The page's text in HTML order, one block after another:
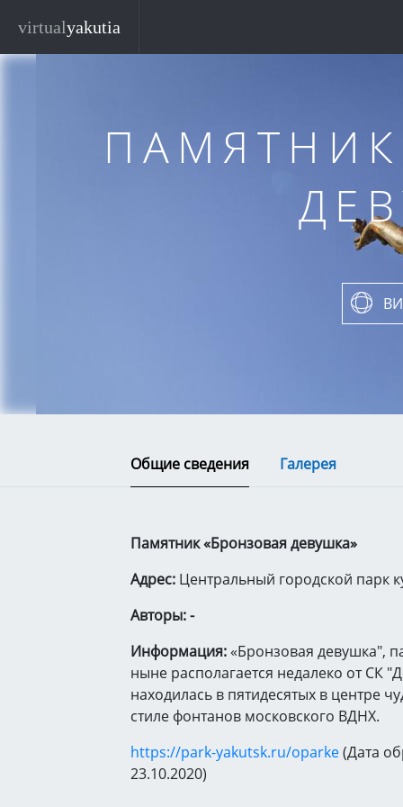
virtualyakutia
Общие сведения Галерея
Памятник «Бронзовая девушка»
Адрес: Центральный городской парк
Авторы: -
Информация: «Бронзовая девушка",
ныне располагается недалеко от СК
находилась в пятидесятых в центре
стиле фонтанов московского ВДНХ.
https://park-yakutsk.ru/oparke(Дата
23.10.2020)